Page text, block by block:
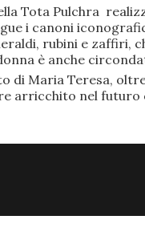
Tota Pulchra
i canoni
rubini e zaffiri,
è anche
di Maria Teresa,
arricchito nel